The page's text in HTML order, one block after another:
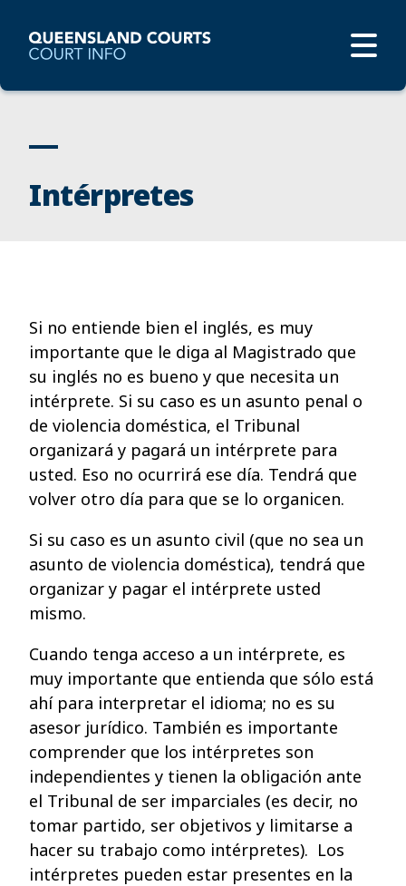
Intérpretes
Si no entiende bien el inglés, es muy
importante que le diga al Magistrado que
su inglés no es bueno y que necesita un
intérprete. Si su caso es un asunto penal o
de violencia doméstica, el Tribunal
organizará y pagará un intérprete para
usted. Eso no ocurrirá ese día. Tendrá que
volver otro día para que se lo organicen.
Si su caso es un asunto civil (que no sea un
asunto de violencia doméstica), tendrá que
organizar y pagar el intérprete usted
mismo.
Cuando tenga acceso a un intérprete, es
muy importante que entienda que sólo está
ahí para interpretar el idioma; no es su
asesor jurídico. También es importante
comprender que los intérpretes son
independientes y tienen la obligación ante
el Tribunal de ser imparciales (es decir, no
tomar partido, ser objetivos y limitarse a
hacer su trabajo como intérpretes). Los
intérpretes pueden estar presentes en la